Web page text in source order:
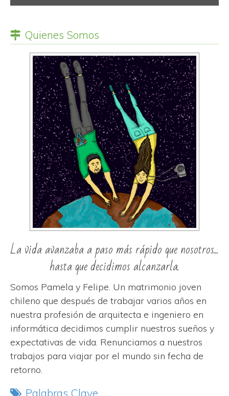
Quienes Somos
La vida avanzaba a paso más rápido que nosotros...
hasta que decidimos alcanzarla.
Somos Pamela y Felipe. Un matrimonio joven
chileno que después de trabajar varios años en
nuestra profesión de arquitecta e ingeniero en
informática decidimos cumplir nuestros sueños y
expectativas de vida. Renunciamos a nuestros
trabajos para viajar por el mundo sin fecha de
retorno.
Palabras Clave